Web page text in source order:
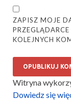
ZAPISZ MOJE
KOLEJNYCH
Witryna
Dowiedz się